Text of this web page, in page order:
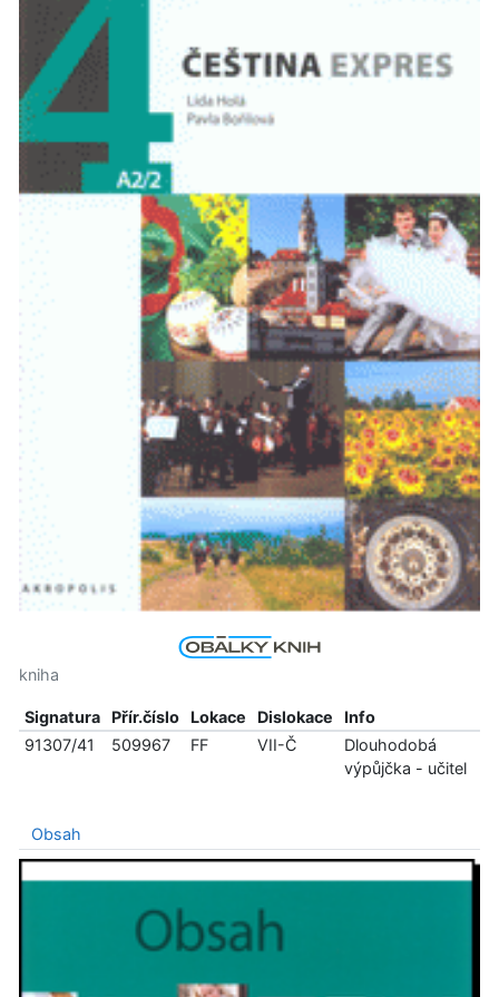
kniha
Signatura Přír.číslo Lokace Dislokace
Info
91307/41
509967 FF VII-Č
Dlouhodobá
výpůjčka - učitel
Obsah